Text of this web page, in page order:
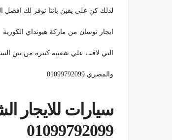
لذلك كن علي يقين باننا نوفر لك افضل
ايجار توسان من ماركة هيونداي الكورية
التي لاقت علي شعبية كبيرة من بين
والمصري 01099792099
01099792099